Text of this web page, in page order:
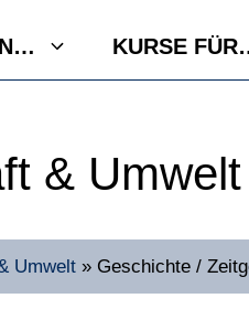
KURSE
& Umwelt
Umwelt » Geschichte /